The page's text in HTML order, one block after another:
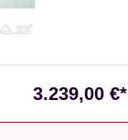
879,00 €*